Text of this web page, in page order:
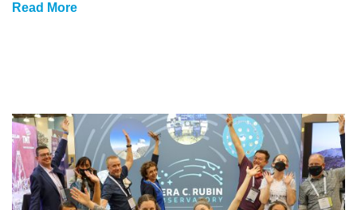
Read More